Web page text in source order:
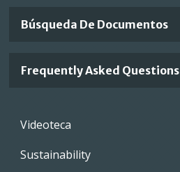
Búsqueda De Documentos
Frequently Asked Questions
Footer
Videoteca
Sustainability